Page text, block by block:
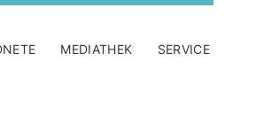
MEDIATHEK SERVICE